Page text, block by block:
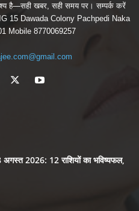
है—सही खबर, सही समय पर। सम्पर्क करें
15 Dawada Colony Pachpedi Naka
Mobile 8770069257
2026: 12 राशियों का भविष्यफल,